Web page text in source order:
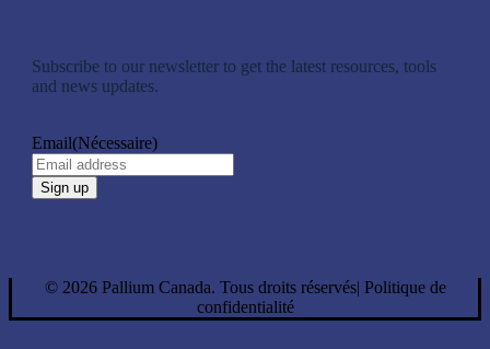
Subscribe to our newsletter to get the latest resources, tools
and news updates.
Email(Nécessaire)
© 2026Pallium Canada. Tous droits réservés| Politique de
confidentialité